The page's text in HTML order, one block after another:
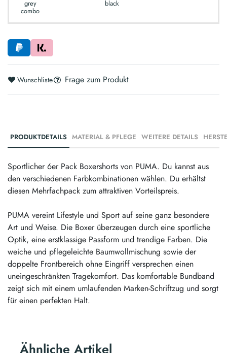
grey
combo
black
Wunschliste Frage zum Produkt
PRODUKTDETAILS MATERIAL & PFLEGE WEITERE DETAILS
Sportlicher 6er Pack Boxershorts von PUMA. Du kannst aus
den verschiedenen Farbkombinationen wählen. Du erhältst
diesen Mehrfachpack zum attraktiven Vorteilspreis.
PUMA vereint Lifestyle und Sport auf seine ganz besondere
Art und Weise. Die Boxer überzeugen durch eine sportliche
Optik, eine erstklassige Passform und trendige Farben. Die
weiche und pflegeleichte Baumwollmischung sowie der
doppelte Frontbereich ohne Eingriff versprechen einen
uneingeschränkten Tragekomfort. Das komfortable Bundband
zeigt sich mit einem umlaufenden Marken-Schriftzug und sorgt
für einen perfekten Halt.
Ähnliche Artikel